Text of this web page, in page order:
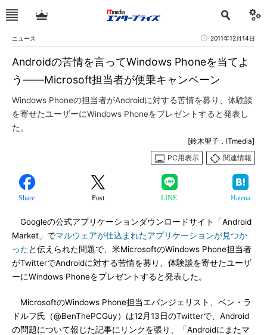
ニュース 2011年12月14日
Androidの苦情を言ってWindows Phoneを当てよ
う――Microsoft担当者が便乗キャンペーン
Windows Phoneの担当者がAndroidに対する苦情を募り、体験談
を寄せたユーザーにWindows Phoneをプレゼントすると発表し
た。
[鈴木聖子，ITmedia]
PC用表示
関連情報
Share Post LINE Hatena
Googleの公式アプリケーションダウンロードサイト「Android
Market」でマルウェアが仕込まれたアプリケーションが見つか
ったと伝えられた問題で、米MicrosoftのWindows Phone担当者
がTwitterでAndroidに対する苦情を募り、体験談を寄せたユーザ
ーにWindows Phoneをプレゼントすると発表した。
MicrosoftのWindows Phone担当エバンジェリスト、ベン・ラ
ドルフ氏（@BenThePCGuy）は12月13日のTwitterで、Android
の問題について報じた記事にリンクを張り、「Androidにまたマ